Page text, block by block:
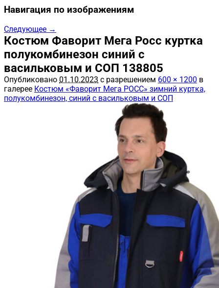
Навигация по изображениям
Следующее →
Костюм Фаворит Мега Росс куртка
полукомбинезон синий с
васильковым и СОП 138805
Опубликовано 01.10.2023 с разрешением 600 × 1200 в
галерее Костюм «Фаворит Мега РОСС» зимний куртка,
полукомбинезон, синий с васильковым и СОП